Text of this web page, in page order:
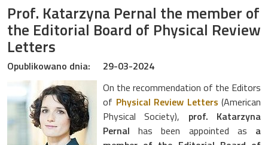
Prof. Katarzyna Pernal the member of
the Editorial Board of Physical Review
Letters
Opublikowano dnia:
29-03-2024
On the recommendation of the Editors
of Physical Review Letters (American
Physical Society), prof. Katarzyna
Pernal has been appointed as a